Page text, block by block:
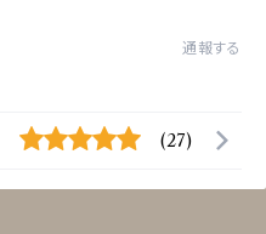
通報する
(27)